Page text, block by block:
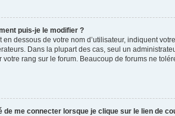
puis-je le modifier ?
en dessous de votre nom d’utilisateur, indiquent
Dans la plupart des cas, seul un
votre rang sur le forum. Beaucoup de forums ne
de me connecter lorsque je clique sur le lien de